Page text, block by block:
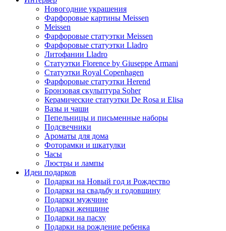
Новогодние украшения
Фарфоровые картины Meissen
Meissen
Фарфоровые статуэтки Meissen
Фарфоровые статуэтки Lladro
Литофании Lladro
Статуэтки Florence by Giuseppe Armani
Статуэтки Royal Copenhagen
Фарфоровые статуэтки Herend
Бронзовая скульптура Soher
Керамические статуэтки De Rosa и Elisa
Вазы и чаши
Пепельницы и письменные наборы
Подсвечники
Ароматы для дома
Фоторамки и шкатулки
Часы
Люстры и лампы
Идеи подарков
Подарки на Новый год и Рождество
Подарки на свадьбу и годовщину
Подарки мужчине
Подарки женщине
Подарки на пасху
Подарки на рождение ребенка